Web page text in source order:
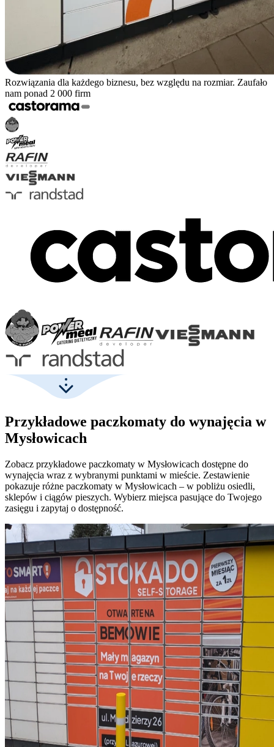
Rozwiązania dla każdego biznesu, bez względu na rozmiar. Zaufało
nam ponad 2 000 firm
Przykładowe paczkomaty do wynajęcia w
Mysłowicach
Zobacz przykładowe paczkomaty w Mysłowicach dostępne do
wynajęcia wraz z wybranymi punktami w mieście. Zestawienie
pokazuje różne paczkomaty w Mysłowicach – w pobliżu osiedli,
sklepów i ciągów pieszych. Wybierz miejsca pasujące do Twojego
zasięgu i zapytaj o dostępność.